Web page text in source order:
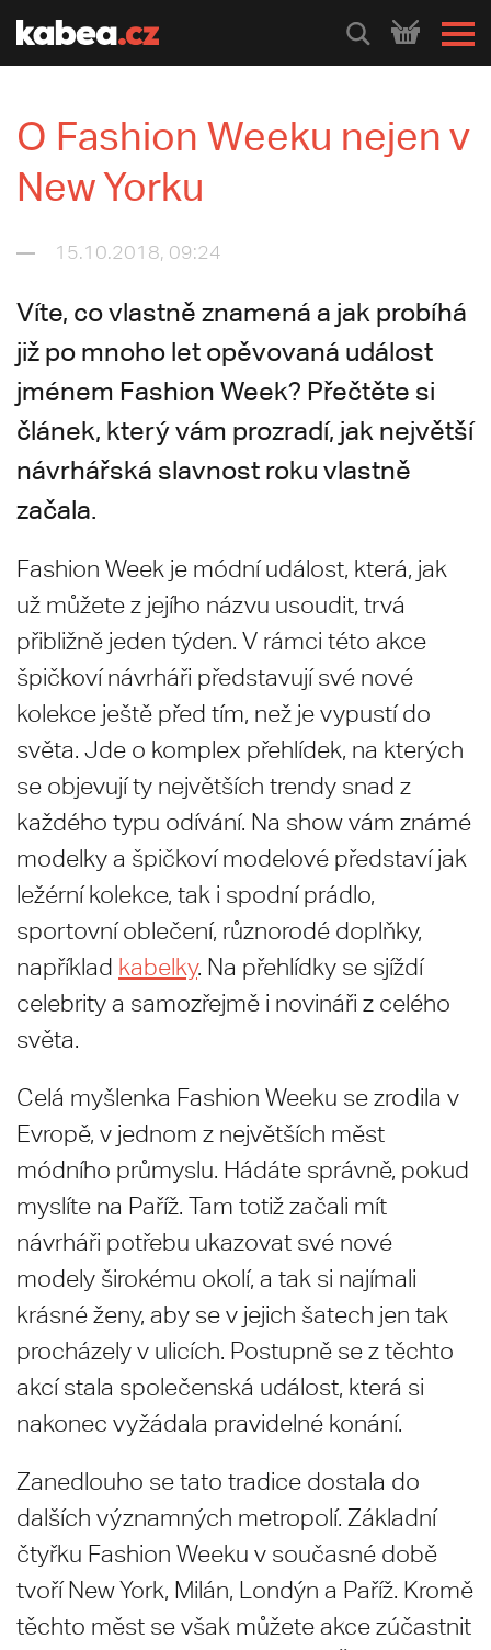
HLEDEJ
O Fashion Weeku nejen v
New Yorku
15.10.2018, 09:24
Víte, co vlastně znamená a jak probíhá
již po mnoho let opěvovaná událost
jménem Fashion Week? Přečtěte si
článek, který vám prozradí, jak největší
návrhářská slavnost roku vlastně
začala.
Fashion Week je módní událost, která, jak
už můžete z jejího názvu usoudit, trvá
přibližně jeden týden. V rámci této akce
špičkoví návrháři představují své nové
kolekce ještě před tím, než je vypustí do
světa. Jde o komplex přehlídek, na kterých
se objevují ty největších trendy snad z
každého typu odívání. Na show vám známé
modelky a špičkoví modelové představí jak
ležérní kolekce, tak i spodní prádlo,
sportovní oblečení, různorodé doplňky,
například kabelky. Na přehlídky se sjíždí
celebrity a samozřejmě i novináři z celého
světa.
Celá myšlenka Fashion Weeku se zrodila v
Evropě, v jednom z největších měst
módního průmyslu. Hádáte správně, pokud
myslíte na Paříž. Tam totiž začali mít
návrháři potřebu ukazovat své nové
modely širokému okolí, a tak si najímali
krásné ženy, aby se v jejich šatech jen tak
procházely v ulicích. Postupně se z těchto
akcí stala společenská událost, která si
nakonec vyžádala pravidelné konání.
Zanedlouho se tato tradice dostala do
dalších významných metropolí. Základní
čtyřku Fashion Weeku v současné době
tvoří New York, Milán, Londýn a Paříž. Kromě
těchto měst se však můžete akce zúčastnit